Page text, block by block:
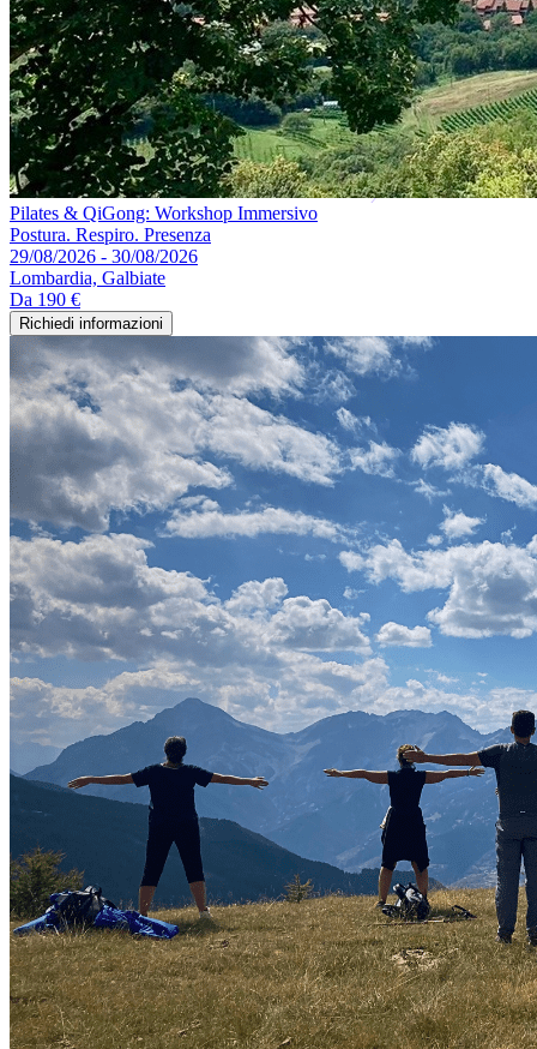
Pilates & QiGong: Workshop Immersivo
Postura. Respiro. Presenza
29/08/2026 - 30/08/2026
Lombardia, Galbiate
Da 190 €
Richiedi informazioni